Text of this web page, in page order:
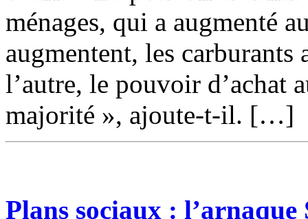
ménages, qui a augmenté
augmentent, les carburants
l’autre, le pouvoir d’achat
majorité », ajoute-t-il. […]
Plans sociaux : l’arnaque